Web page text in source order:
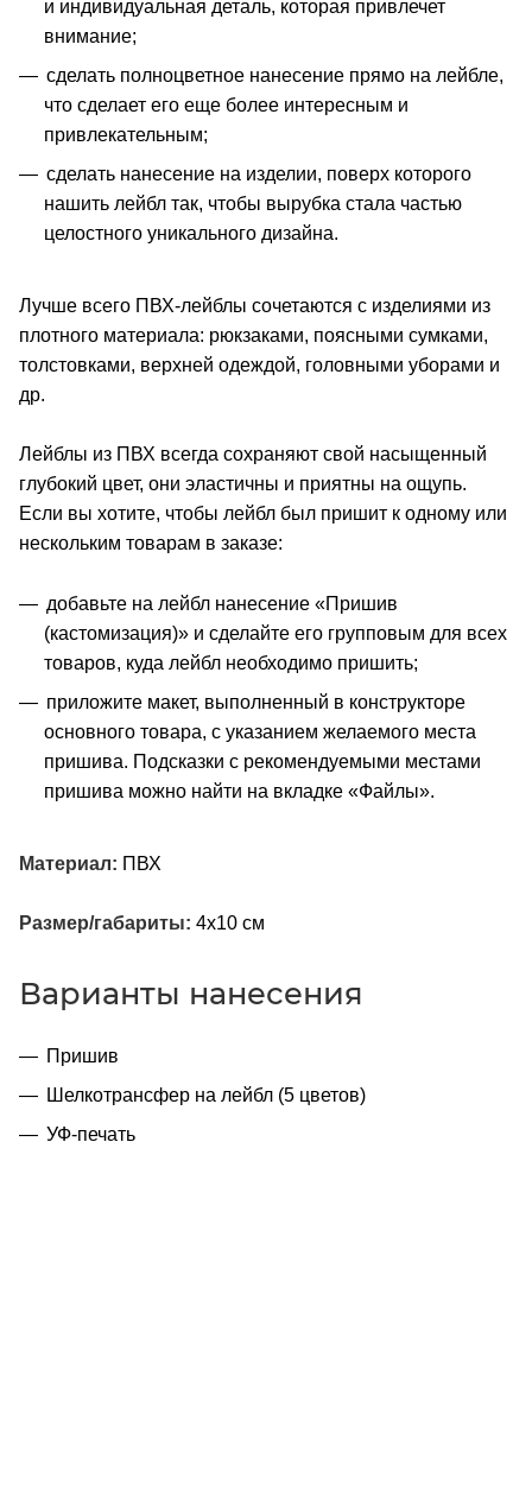
и индивидуальная деталь, которая привлечет
внимание;
сделать полноцветное нанесение прямо на лейбле,
что сделает его еще более интересным и
привлекательным;
сделать нанесение на изделии, поверх которого
нашить лейбл так, чтобы вырубка стала частью
целостного уникального дизайна.
Лучше всего ПВХ-лейблы сочетаются с изделиями из
плотного материала: рюкзаками, поясными сумками,
толстовками, верхней одеждой, головными уборами и
др.
Лейблы из ПВХ всегда сохраняют свой насыщенный
глубокий цвет, они эластичны и приятны на ощупь.
Если вы хотите, чтобы лейбл был пришит к одному или
нескольким товарам в заказе:
добавьте на лейбл нанесение «Пришив
(кастомизация)» и сделайте его групповым для всех
товаров, куда лейбл необходимо пришить;
приложите макет, выполненный в конструкторе
основного товара, с указанием желаемого места
пришива. Подсказки с рекомендуемыми местами
пришива можно найти на вкладке «Файлы».
Материал: ПВХ
Размер/габариты: 4х10 см
Варианты нанесения
Пришив
Шелкотрансфер на лейбл (5 цветов)
УФ-печать